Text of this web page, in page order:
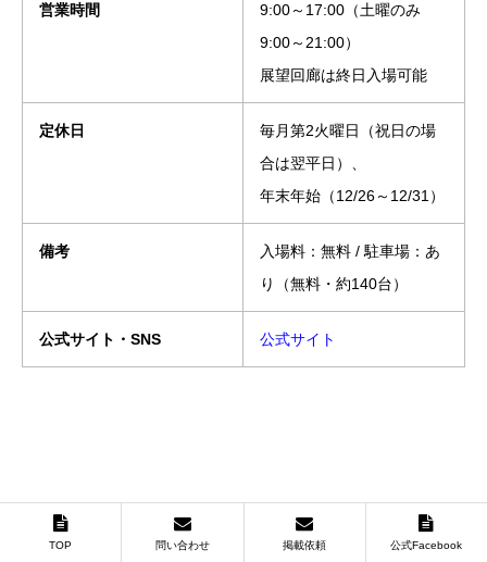
営業時間
9:00～17:00（土曜のみ
9:00～21:00）
展望回廊は終日入場可能
定休日
毎月第2火曜日（祝日の場
合は翌平日）、
年末年始（12/26～12/31）
備考
入場料：無料 / 駐車場：あ
り（無料・約140台）
公式サイト・SNS 公式サイト
TOP 問い合わせ 掲載依頼 公式Facebook